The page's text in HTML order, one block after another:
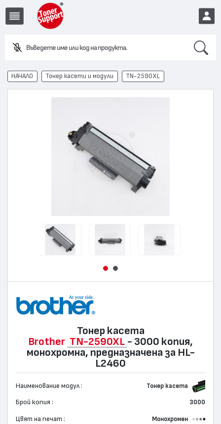
EUR
НАЧАЛО Тонер касети и модули TN-2590XL
Тонер касета
Brother TN-2590XL - 3000 копия,
монохромна, предназначена за HL-
L2460
Наименование модул : Тонер касета
Брой копия : 3000
Цвят на печат : Монохромен